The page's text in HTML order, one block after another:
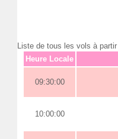
Liste de tous les vols à
Heure Locale
09:30:00
10:00:00